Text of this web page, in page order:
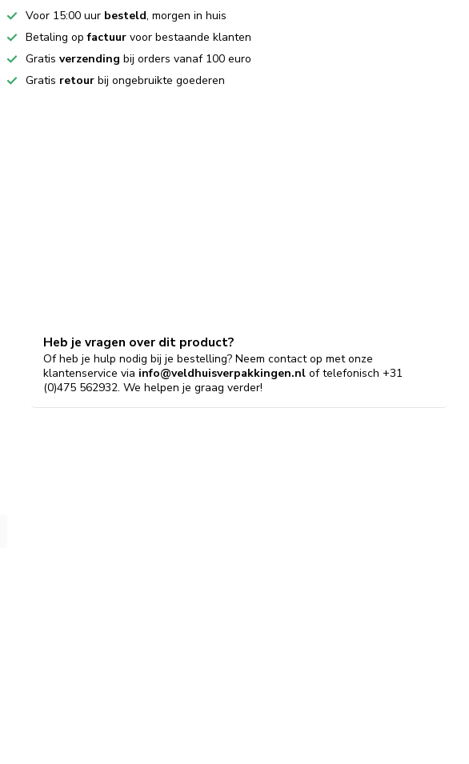
Voor 15:00 uur besteld, morgen in huis
Betaling opfactuur voor bestaande klanten
Gratisverzending bij orders vanaf 100 euro
Gratis retour bij ongebruikte goederen
Heb je vragen over dit product?
Of heb je hulp nodig bij je bestelling? Neem contact op met onze
klantenservice via info@veldhuisverpakkingen.nl of telefonisch +31
(0)475 562932. We helpen je graag verder!